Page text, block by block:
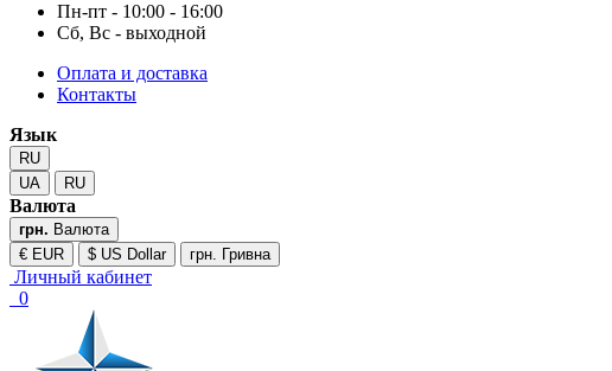
Пн-пт - 10:00 - 16:00
Сб, Вс - выходной
Оплата и доставка
Контакты
Язык
RU
UA
RU
Валюта
грн. Валюта
€ EUR
$ US Dollar грн. Гривна
Личный кабинет
0